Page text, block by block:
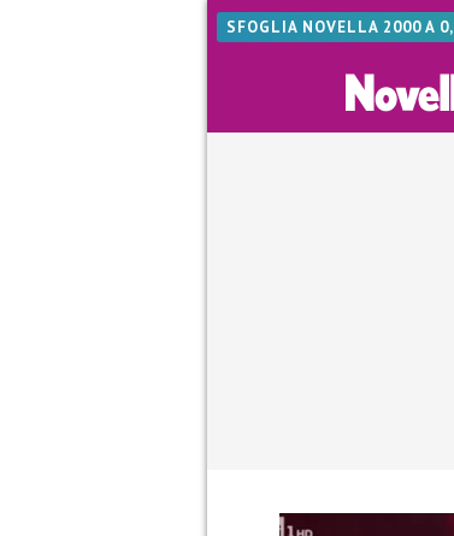
SFOGLIA NOVELLA 2000 A